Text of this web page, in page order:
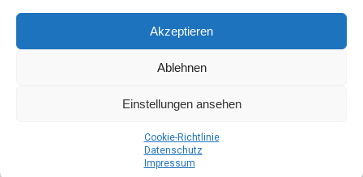
Akzeptieren
Ablehnen
Einstellungen ansehen
Coo­kie-Richt­li­nie
Daten­schutz
Impres­sum
ter Wahl. Mit lang­jäh­ri­ger Erfah­rung und Fach­kennt­nis­
sen bie­tet er ein brei­tes Spek­trum an Leis­tun­gen rund
um die Dach­de­cke­rei an.